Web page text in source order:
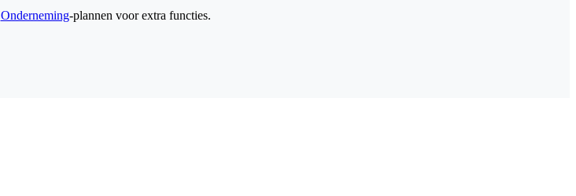
Onderneming-plannen voor extra functies.